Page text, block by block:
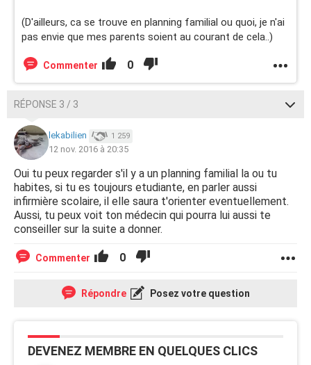
(D'ailleurs, ca se trouve en planning familial ou quoi, je n'ai
pas envie que mes parents soient au courant de cela..)
Commenter 0
RÉPONSE 3 / 3
lekabilien 1 259
12 nov. 2016 à 20:35
Oui tu peux regarder s'il y a un planning familial la ou tu
habites, si tu es toujours etudiante, en parler aussi
infirmière scolaire, il elle saura t'orienter eventuellement.
Aussi, tu peux voit ton médecin qui pourra lui aussi te
conseiller sur la suite a donner.
Commenter 0
Répondre Posez votre question
DEVENEZ MEMBRE EN QUELQUES CLICS